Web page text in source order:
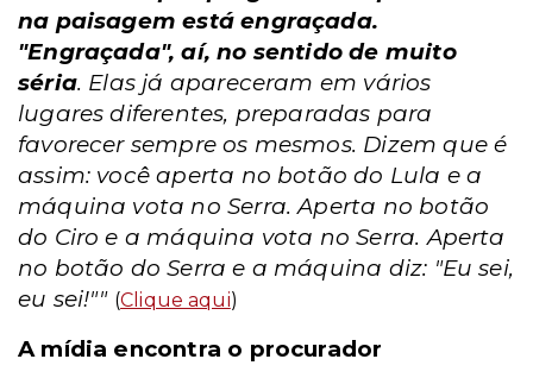
na paisagem está engraçada.
"Engraçada", aí, no sentido de muito
séria. Elas já apareceram em vários
lugares diferentes, preparadas para
favorecer sempre os mesmos. Dizem que é
assim: você aperta no botão do Lula e a
máquina vota no Serra. Aperta no botão
do Ciro e a máquina vota no Serra. Aperta
no botão do Serra e a máquina diz: "Eu sei,
eu sei!"" (Clique aqui)
A mídia encontra o procurador